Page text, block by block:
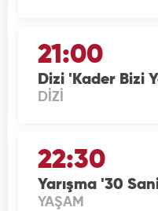
21:00
Dizi 'Kader Bizi
DİZİ
22:30
Yarışma '30
YAŞAM